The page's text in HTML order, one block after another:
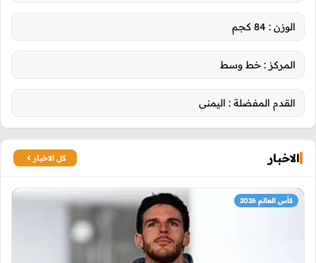
الوزن : 84 كجم
المركز : خط وسط
القدم المفضلة : اليمنى
الاخبار كل الاخبار
كأس العالم 2026